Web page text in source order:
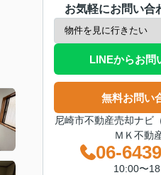
お気軽にお問い合
LINEからお問
無料お問い
尼崎市不動産売却ナビ
ＭＫ不動
06-
10:00〜